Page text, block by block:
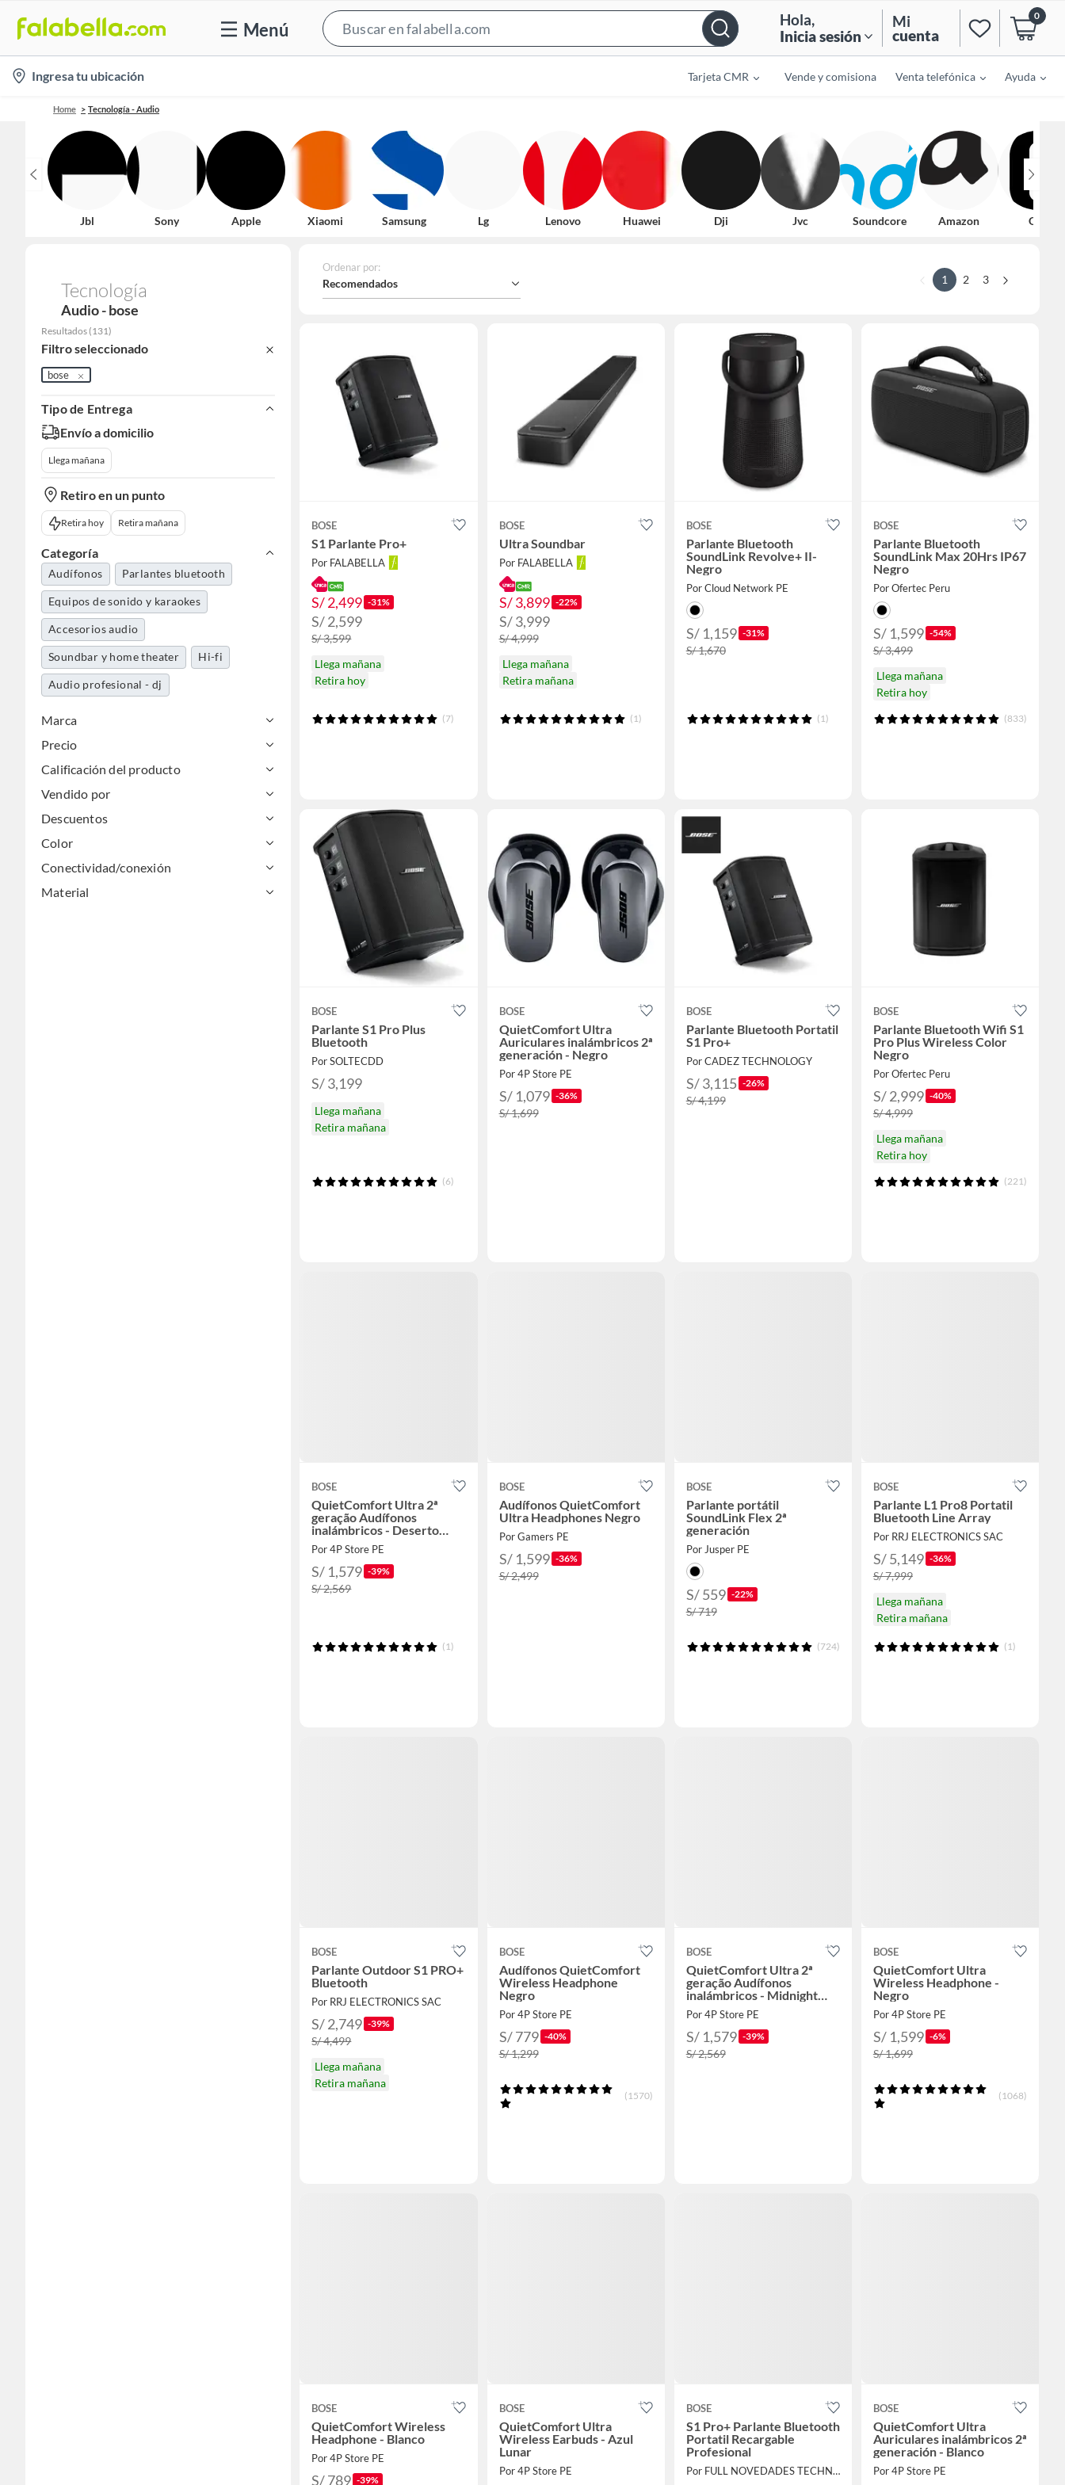
Menú
Bar
Hola,
Inicia sesión
Mi
cuenta
0
location-
icon
Ingresa tu ubicación Tarjeta CMR Vende y comisiona Venta telefónica Ayuda
Home Tecnología - Audio
Jbl Sony Apple Xiaomi Samsung Lg Lenovo Huawei Dji Jvc Soundcore Amazon Qcy
Tecnología
Audio - bose
Resultados (131)
Filtro seleccionado
bose
Tipo de Entrega
Envío a domicilio
Llega mañana
Retiro en un punto
Retira hoy Retira mañana
Categoría
Audífonos Parlantes bluetooth
Equipos de sonido y karaokes
Accesorios audio
Soundbar y home theater Hi-fi
Audio profesional - dj
Marca
Precio
Calificación del producto
Vendido por
Descuentos
Color
Conectividad/conexión
Material
Ordenar por:
Recomendados 1 2 3
BOSE
S1 Parlante Pro+
Por FALABELLA
S/ 2,499 -31%
S/ 2,599
S/ 3,599
Llega mañana
Retira hoy
(7)
BOSE
Ultra Soundbar
Por FALABELLA
S/ 3,899 -22%
S/ 3,999
S/ 4,999
Llega mañana
Retira mañana
(1)
BOSE
Parlante Bluetooth
SoundLink Revolve+ II-
Negro
Por Cloud Network PE
S/ 1,159 -31%
S/ 1,670
(1)
BOSE
Parlante Bluetooth
SoundLink Max 20Hrs IP67
Negro
Por Ofertec Peru
S/ 1,599 -54%
S/ 3,499
Llega mañana
Retira hoy
(833)
BOSE
Parlante S1 Pro Plus
Bluetooth
Por SOLTECDD
S/ 3,199
Llega mañana
Retira mañana
(6)
BOSE
QuietComfort Ultra
Auriculares inalámbricos 2ª
generación - Negro
Por 4P Store PE
S/ 1,079 -36%
S/ 1,699
BOSE
Parlante Bluetooth Portatil
S1 Pro+
Por CADEZ TECHNOLOGY
S/ 3,115 -26%
S/ 4,199
BOSE
Parlante Bluetooth Wifi S1
Pro Plus Wireless Color
Negro
Por Ofertec Peru
S/ 2,999 -40%
S/ 4,999
Llega mañana
Retira hoy
(221)
BOSE
QuietComfort Ultra 2ª
geração Audífonos
inalámbricos - Deserto
dourado
Por 4P Store PE
S/ 1,579 -39%
S/ 2,569
(1)
BOSE
Audífonos QuietComfort
Ultra Headphones Negro
Por Gamers PE
S/ 1,599 -36%
S/ 2,499
BOSE
Parlante portátil
SoundLink Flex 2ª
generación
Por Jusper PE
S/ 559 -22%
S/ 719
(724)
BOSE
Parlante L1 Pro8 Portatil
Bluetooth Line Array
Por RRJ ELECTRONICS SAC
S/ 5,149 -36%
S/ 7,999
Llega mañana
Retira mañana
(1)
BOSE
Parlante Outdoor S1 PRO+
Bluetooth
Por RRJ ELECTRONICS SAC
S/ 2,749 -39%
S/ 4,499
Llega mañana
Retira mañana
BOSE
Audífonos QuietComfort
Wireless Headphone
Negro
Por 4P Store PE
S/ 779 -40%
S/ 1,299
(1570)
BOSE
QuietComfort Ultra 2ª
geração Audífonos
inalámbricos - Midnight
Violet
Por 4P Store PE
S/ 1,579 -39%
S/ 2,569
BOSE
QuietComfort Ultra
Wireless Headphone -
Negro
Por 4P Store PE
S/ 1,599 -6%
S/ 1,699
(1068)
BOSE
QuietComfort Wireless
Headphone - Blanco
Por 4P Store PE
S/ 789 -39%
BOSE
QuietComfort Ultra
Wireless Earbuds - Azul
Lunar
Por 4P Store PE
BOSE
S1 Pro+ Parlante Bluetooth
Portatil Recargable
Profesional
Por FULL NOVEDADES TECHNOLOGY E.I.R.L.
BOSE
QuietComfort Ultra
Auriculares inalámbricos 2ª
generación - Blanco
Por 4P Store PE